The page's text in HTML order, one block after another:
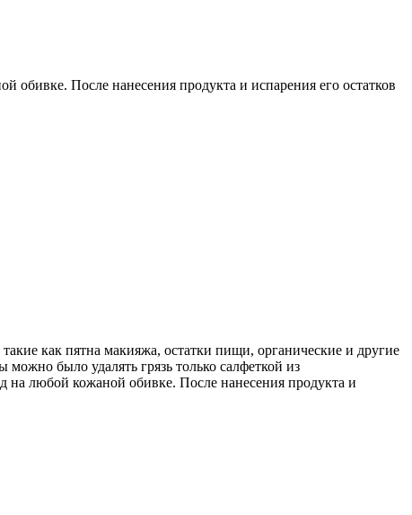
обивке. После нанесения продукта и испарения его остатков
как пятна макияжа, остатки пищи, органические и другие
было удалять грязь только салфеткой из
на любой кожаной обивке. После нанесения продукта и